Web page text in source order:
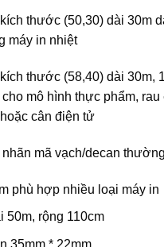
thước (50,30) dài 30m
máy in nhiệt
thước (58,40) dài 30m,
mô hình thực phẩm, rau
cân điện tử
nhãn mã vạch/decan thường
phù hợp nhiều loại máy in
50m, rộng 110cm
35mm * 22mm